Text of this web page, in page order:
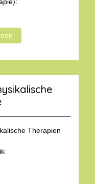
Therapien